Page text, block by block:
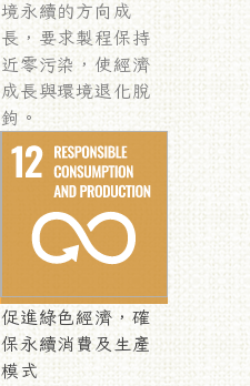
境永續的方向成
長，要求製程保持
近零污染，使經濟
成長與環境退化脫
鉤。
促進綠色經濟，確
保永續消費及生產
模式